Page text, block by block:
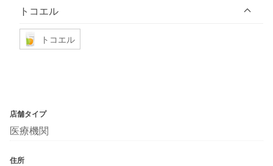
トコエル
トコエル
店舗タイプ
医療機関
住所